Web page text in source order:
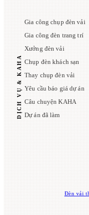
DỊCH VỤ & KAHA
Gia công chụp đèn vải
Gia công đèn trang trí
Xưởng đèn vải
Chụp đèn khách sạn
Thay chụp đèn vải
Yêu cầu báo giá dự án
Câu chuyện KAHA
Dự án đã làm
Đèn vải